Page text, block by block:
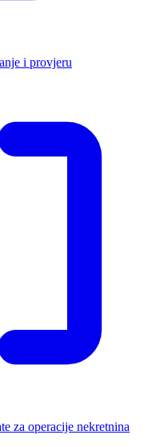
i provjeru
za operacije nekretnina